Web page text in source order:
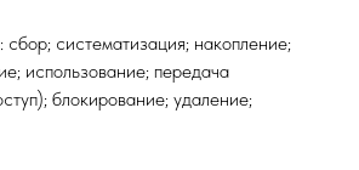
систематизация; накопление;
использование; передача
блокирование; удаление;